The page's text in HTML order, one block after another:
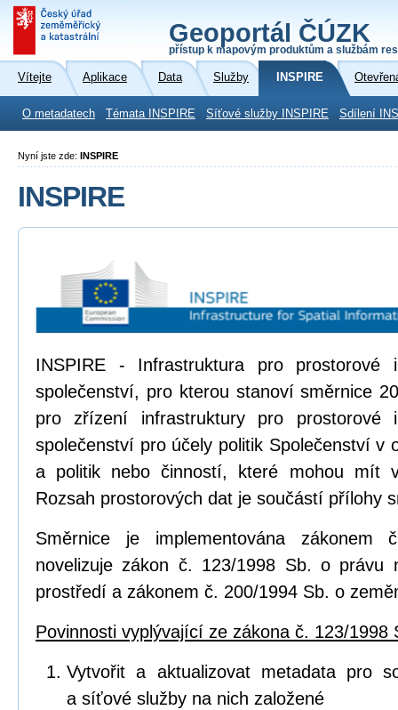
Geoportál ČÚZK
přístup k mapovým produktům a službám
Vítejte Aplikace Data Služby INSPIRE
O metadatech Témata INSPIRE Síťové služby INSPIRE Sdílení
Nyní jste zde: INSPIRE
INSPIRE
INSPIRE - Infrastruktura pro prostorové
společenství, pro kterou stanoví směrnice
pro zřízení infrastruktury pro prostorové
společenství pro účely politik Společenství v
a politik nebo činností, které mohou mít
Rozsah prostorových dat je součástí přílohy
Směrnice je implementována
novelizuje zákon č. 123/1998 Sb. o právu
prostředí a zákonem č. 200/1994 Sb. o
Povinnosti vyplývající ze zákona č. 123/1998
Vytvořit a aktualizovat metadata pro
a síťové služby na nich založené